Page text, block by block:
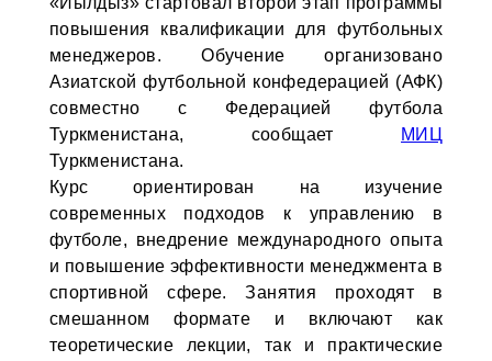
повышения квалификации для футбольных
менеджеров. Обучение организовано
Азиатской футбольной конфедерацией (АФК)
совместно с Федерацией футбола
Туркменистана, сообщает
МИЦ
Туркменистана.
Курс ориентирован на изучение
современных подходов к управлению в
футболе, внедрение международного опыта
и повышение эффективности менеджмента в
спортивной сфере. Занятия проходят в
смешанном формате и включают как
теоретические лекции, так и практические